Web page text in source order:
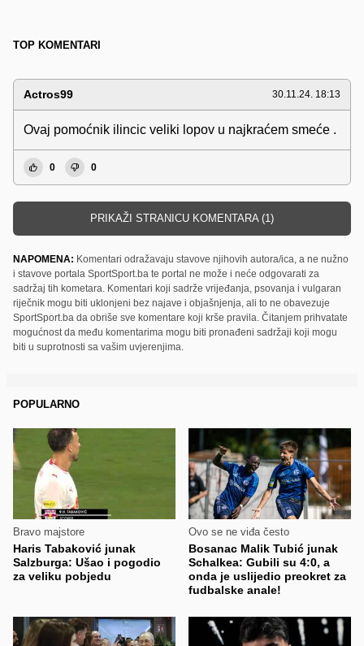
TOP KOMENTARI
Actros99 30.11.24. 18:13
Ovaj pomoćnik ilincic veliki lopov u najkraćem smeće .
0 0
PRIKAŽI STRANICU KOMENTARA (1)
NAPOMENA: Komentari odražavaju stavove njihovih autora/ica, a ne nužno
i stavove portala SportSport.ba te portal ne može i neće odgovarati za
sadržaj tih kometara. Komentari koji sadrže vrijeđanja, psovanja i vulgaran
riječnik mogu biti uklonjeni bez najave i objašnjenja, ali to ne obavezuje
SportSport.ba da obriše sve komentare koji krše pravila. Čitanjem prihvatate
mogućnost da među komentarima mogu biti pronađeni sadržaji koji mogu
biti u suprotnosti sa vašim uvjerenjima.
POPULARNO
Bravo majstore
Haris Tabaković junak
Salzburga: Ušao i pogodio
za veliku pobjedu
Ovo se ne viđa često
Bosanac Malik Tubić junak
Schalkea: Gubili su 4:0, a
onda je uslijedio preokret za
fudbalske anale!